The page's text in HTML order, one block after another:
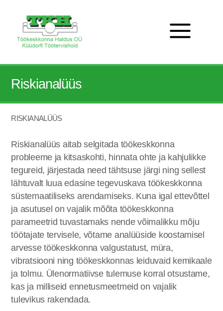
Riskianalüüs
RISKIANALÜÜS
Riskianalüüs aitab selgitada töökeskkonna
probleeme ja kitsaskohti, hinnata ohte ja kahjulikke
tegureid, järjestada need tähtsuse järgi ning sellest
lähtuvalt luua edasine tegevuskava töökeskkonna
süstemaatiliseks arendamiseks. Kuna igal ettevõttel
ja asutusel on vajalik mõõta töökeskkonna
parameetrid tuvastamaks nende võimalikku mõju
töötajate tervisele, võtame analüüside koostamisel
arvesse töökeskkonna valgustatust, müra,
vibratsiooni ning töökeskkonnas leiduvaid kemikaale
ja tolmu. Ülenormatiivse tulemuse korral otsustame,
kas ja milliseid ennetusmeetmeid on vajalik
tulevikus rakendada.